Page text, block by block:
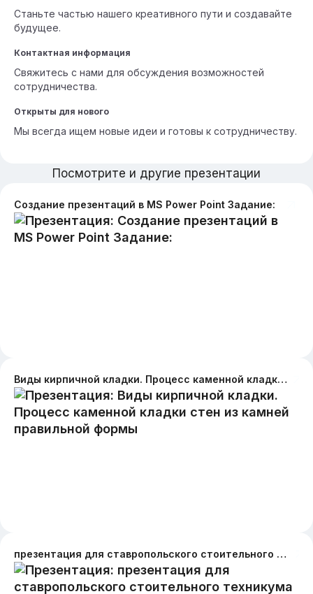
Станьте частью нашего креативного пути и создавайте
будущее.
Контактная информация
Свяжитесь с нами для обсуждения возможностей
сотрудничества.
Открыты для нового
Мы всегда ищем новые идеи и готовы к сотрудничеству.
Посмотрите и другие презентации
Создание презентаций в MS Power Point Задание:
Виды кирпичной кладки. Процесс каменной кладки стен из камней правильной формы
презентация для ставропольского стоительного техникума на тему социальные сети в жизни обучающихся